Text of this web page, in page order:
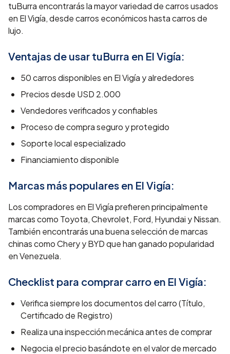
tuBurra encontrarás la mayor variedad de carros usados
en El Vigía, desde carros económicos hasta carros de
lujo.
Ventajas de usar tuBurra en El Vigía:
50carros disponibles en El Vigía y alrededores
Precios desde USD 2.000
Vendedores verificados y confiables
Proceso de compra seguro y protegido
Soporte local especializado
Financiamiento disponible
Marcas más populares en El Vigía:
Los compradores en El Vigía prefieren principalmente
marcas como Toyota, Chevrolet, Ford, Hyundai y Nissan.
También encontrarás una buena selección de marcas
chinas como Chery y BYD que han ganado popularidad
en Venezuela.
Checklist para comprar carro en El Vigía:
Verifica siempre los documentos del carro (Título,
Certificado de Registro)
Realiza una inspección mecánica antes de comprar
Negocia el precio basándote en el valor de mercado